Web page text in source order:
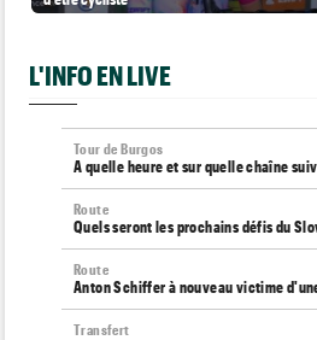
L'INFO EN LIVE
Tour de Burgos
A quelle heure et sur quelle chaîne
Route
Quels seront les prochains défis du
Route
Anton Schiffer à nouveau victime
Transfert